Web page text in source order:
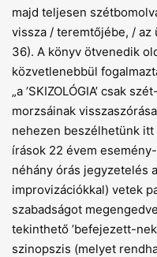
majd teljesen
vissza / teremtőjébe, / az
36). A könyv ötvenedik
közvetlenebbül
„a ’SKIZOLÓGIA’ csak
morzsáinak
nehezen beszélhetünk itt
írások 22 évem
néhány órás jegyzetelés
improvizációkkal) vetek
szabadságot
tekinthető ’befejezett-
szinopszis (melyet